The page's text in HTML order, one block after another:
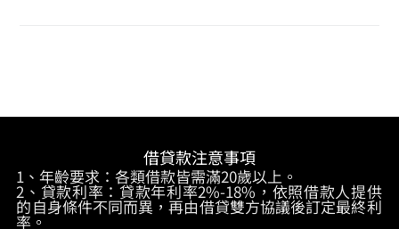
借貸款注意事項
1、年齡要求：各類借款皆需滿20歲以上。
2、貸款利率：貸款年利率2%-18%，依照借款人提供
的自身條件不同而異，再由借貸雙方協議後訂定最終利
率。